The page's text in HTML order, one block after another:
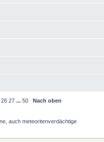
26 27 ...50 Nach oben
auch meteoritenverdächtige